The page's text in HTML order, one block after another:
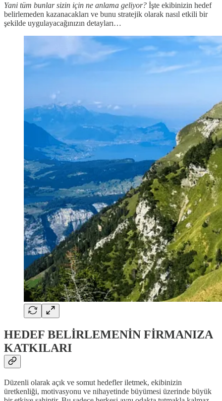
Yani tüm bunlar sizin için ne anlama geliyor? İşte ekibinizin hedef
belirlemeden kazanacakları ve bunu stratejik olarak nasıl etkili bir
şekilde uygulayacağınızın detayları…
HEDEF BELİRLEMENİN FİRMANIZA
KATKILARI
Düzenli olarak açık ve somut hedefler iletmek, ekibinizin
üretkenliği, motivasyonu ve nihayetinde büyümesi üzerinde büyük